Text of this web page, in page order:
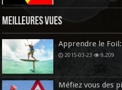
Meilleures vues
Apprendre le
2015-03-23 9,209
Méfiez vous des